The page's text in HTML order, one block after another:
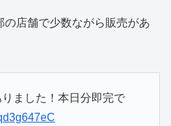
店舗で少数ながら販売があ
ました！本日分即完で